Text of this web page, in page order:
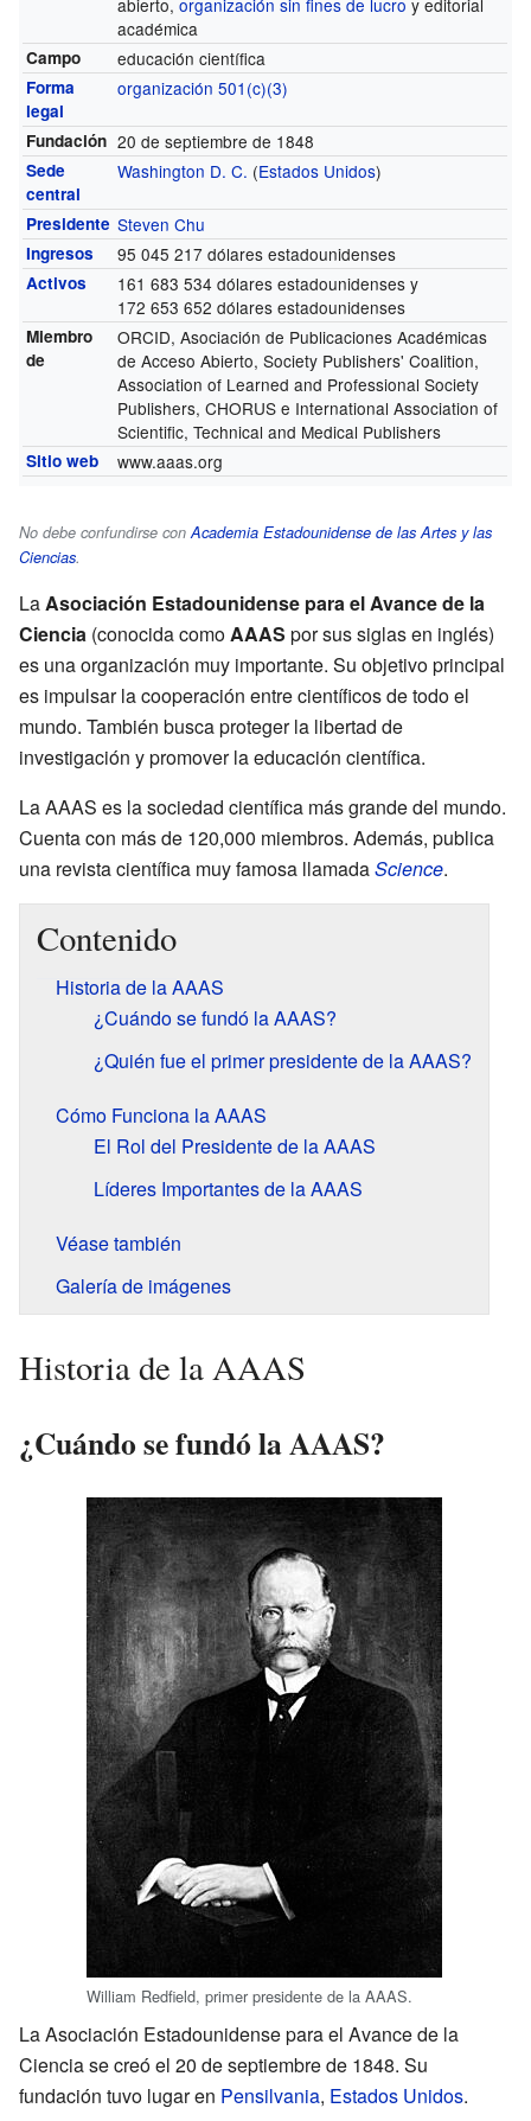
académica
Campo educación científica
Forma
legal
organización 501(c)(3)
Fundación 20 de septiembre de 1848
Sede
central
Washington D. C. (Estados Unidos)
Presidente Steven Chu
Ingresos 95 045 217 dólares estadounidenses
Activos
161 683 534 dólares estadounidenses y
172 653 652 dólares estadounidenses
Miembro
de
ORCID, Asociación de Publicaciones Académicas
de Acceso Abierto, Society Publishers' Coalition,
Association of Learned and Professional Society
Publishers, CHORUS e International Association of
Scientific, Technical and Medical Publishers
Sitio web www.aaas.org
No debe confundirse conAcademia Estadounidense de las Artes y las
Ciencias.
LaAsociación Estadounidense para el Avance de la
Ciencia (conocida comoAAAS por sus siglas en inglés)
es una organización muy importante. Su objetivo principal
es impulsar la cooperación entre científicos de todo el
mundo. También busca proteger la libertad de
investigación y promover la educación científica.
La AAAS es la sociedad científica más grande del mundo.
Cuenta con más de 120,000 miembros. Además, publica
una revista científica muy famosa llamadaScience.
Contenido
Historia de la AAAS
¿Cuándo se fundó la AAAS?
¿Quién fue el primer presidente de la AAAS?
Cómo Funciona la AAAS
El Rol del Presidente de la AAAS
Líderes Importantes de la AAAS
Véase también
Galería de imágenes
Historia de la AAAS
¿Cuándo se fundó la AAAS?
William Redfield, primer presidente de la AAAS.
La Asociación Estadounidense para el Avance de la
Ciencia se creó el 20 de septiembre de 1848. Su
fundación tuvo lugar en Pensilvania, Estados Unidos.